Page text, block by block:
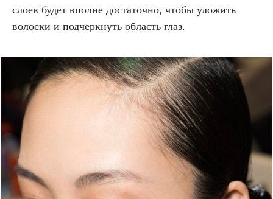
слоев будет вполне достаточно, чтобы уложить
волоски и подчеркнуть область глаз.